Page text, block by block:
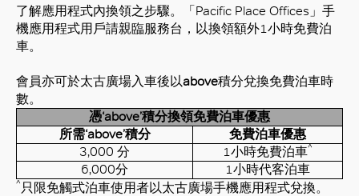
了解應用程式內換領之步驟。「Pacific Place Offices」手
機應用程式用戶請親臨服務台，以換領額外1小時免費泊
車。
會員亦可於太古廣場入車後以above積分兌換免費泊車時
數。
憑‘above’積分換領免費泊車優惠
所需‘above’積分
免費泊車優惠
3,000 分 1小時免費泊車^
6,000分 1小時代客泊車
^ 只限免觸式泊車使用者以太古廣場手機應用程式兌換。